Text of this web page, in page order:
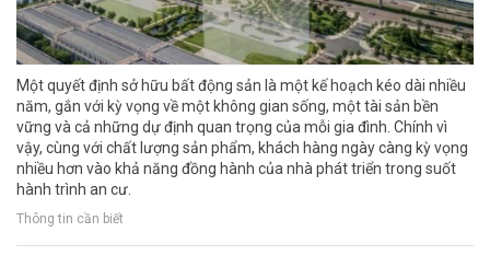
Một quyết định sở hữu bất động sản là một kế hoạch kéo dài nhiều
năm, gắn với kỳ vọng về một không gian sống, một tài sản bền
vững và cả những dự định quan trọng của mỗi gia đình. Chính vì
vậy, cùng với chất lượng sản phẩm, khách hàng ngày càng kỳ vọng
nhiều hơn vào khả năng đồng hành của nhà phát triển trong suốt
hành trình an cư.
Thông tin cần biết